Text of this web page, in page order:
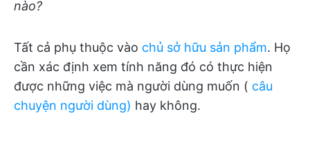
nào?
Tất cả phụ thuộc vào chủ sở hữu sản phẩm. Họ
cần xác định xem tính năng đó có thực hiện
được những việc mà người dùng muốn ( câu
chuyện người dùng) hay không.